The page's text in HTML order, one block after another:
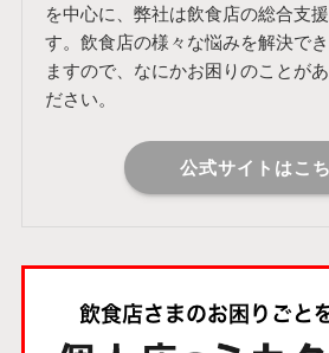
を中心に、弊社は飲食店の総合支
す。飲食店の様々な悩みを解決で
ますので、なにかお困りのことが
ださい。
公式サイトはこ